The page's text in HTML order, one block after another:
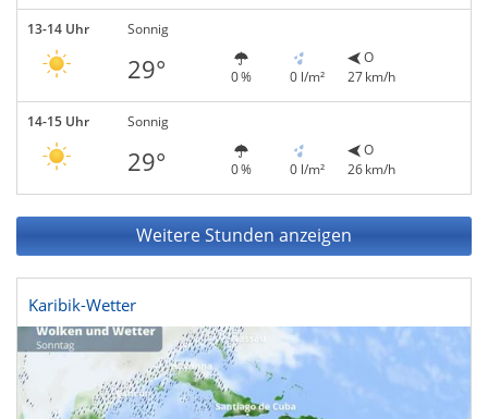
13-14 Uhr Sonnig
29° 0 % 0 l/m²
O
27 km/h
14-15 Uhr Sonnig
29° 0 % 0 l/m²
O
26 km/h
Weitere Stunden anzeigen
Karibik-Wetter